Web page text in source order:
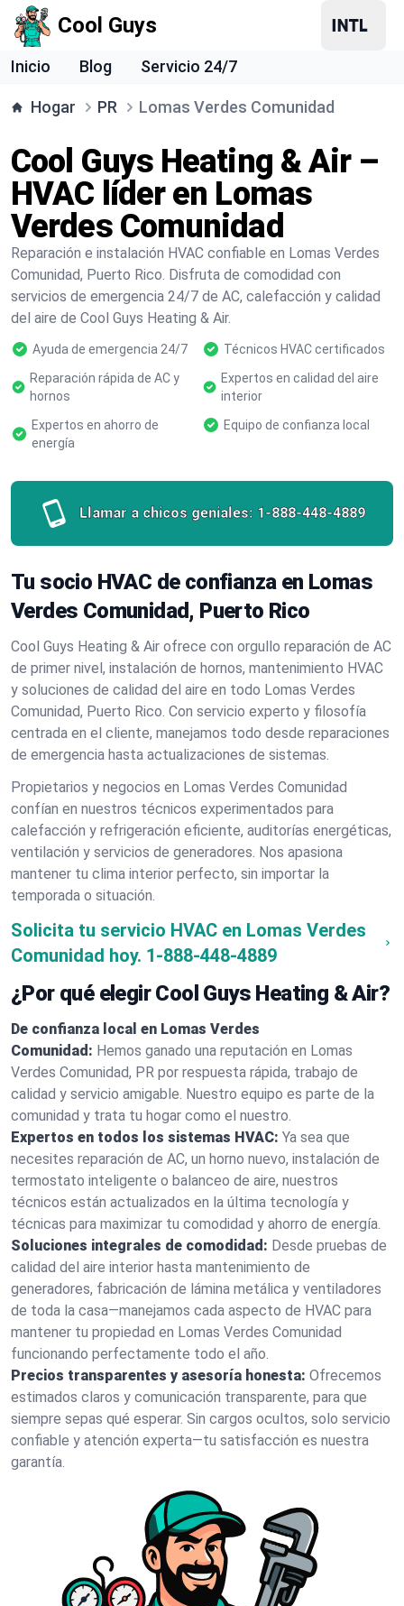
Cool Guys
Inicio Blog Servicio 24/7
Hogar PR Lomas Verdes Comunidad
Cool Guys Heating & Air –
HVAC líder en Lomas
Verdes Comunidad
Reparación e instalación HVAC confiable en Lomas Verdes
Comunidad, Puerto Rico. Disfruta de comodidad con
servicios de emergencia 24/7 de AC, calefacción y calidad
del aire de Cool Guys Heating & Air.
Ayuda de emergencia 24/7
Técnicos HVAC certificados
Reparación rápida de AC y
hornos
Expertos en calidad del aire
interior
Expertos en ahorro de
energía
Equipo de confianza local
Llamar a chicos geniales: 1-888-448-4889
Tu socio HVAC de confianza en Lomas
Verdes Comunidad, Puerto Rico
Cool Guys Heating & Air ofrece con orgullo reparación de AC
de primer nivel, instalación de hornos, mantenimiento HVAC
y soluciones de calidad del aire en todo Lomas Verdes
Comunidad, Puerto Rico. Con servicio experto y filosofía
centrada en el cliente, manejamos todo desde reparaciones
de emergencia hasta actualizaciones de sistemas.
Propietarios y negocios en Lomas Verdes Comunidad
confían en nuestros técnicos experimentados para
calefacción y refrigeración eficiente, auditorías energéticas,
ventilación y servicios de generadores. Nos apasiona
mantener tu clima interior perfecto, sin importar la
temporada o situación.
Solicita tu servicio HVAC en Lomas Verdes
Comunidad hoy. 1-888-448-4889
¿Por qué elegir Cool Guys Heating & Air?
De confianza local en Lomas Verdes
Comunidad: Hemos ganado una reputación en Lomas
Verdes Comunidad, PR por respuesta rápida, trabajo de
calidad y servicio amigable. Nuestro equipo es parte de la
comunidad y trata tu hogar como el nuestro.
Expertos en todos los sistemas HVAC: Ya sea que
necesites reparación de AC, un horno nuevo, instalación de
termostato inteligente o balanceo de aire, nuestros
técnicos están actualizados en la última tecnología y
técnicas para maximizar tu comodidad y ahorro de energía.
Soluciones integrales de comodidad: Desde pruebas de
calidad del aire interior hasta mantenimiento de
generadores, fabricación de lámina metálica y ventiladores
de toda la casa—manejamos cada aspecto de HVAC para
mantener tu propiedad en Lomas Verdes Comunidad
funcionando perfectamente todo el año.
Precios transparentes y asesoría honesta: Ofrecemos
estimados claros y comunicación transparente, para que
siempre sepas qué esperar. Sin cargos ocultos, solo servicio
confiable y atención experta—tu satisfacción es nuestra
garantía.